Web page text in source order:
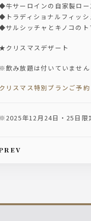
牛サーロインの自家製ロー
トラディショナルフィッシ
サルシッチャとキノコのト
クリスマスデザート
飲み放題は付いていません
リスマス特別プランご予
年12月24日・25日限
article's paging